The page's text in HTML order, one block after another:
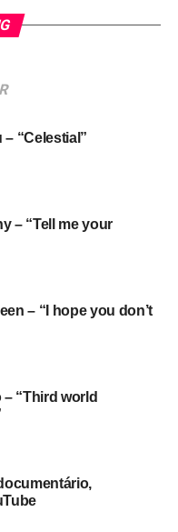
“Celestial”
– “Tell me your
– “I hope you don’t
“Third world